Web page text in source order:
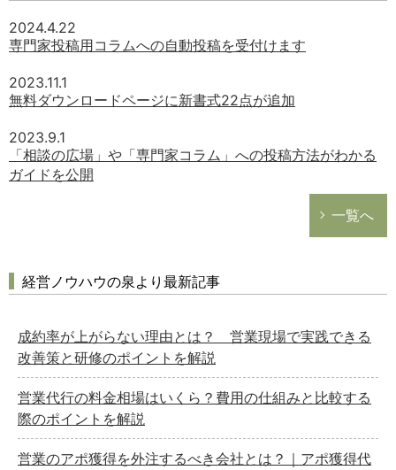
2024.4.22
専門家投稿用コラムへの自動投稿を受付けます
2023.11.1
無料ダウンロードページに新書式22点が追加
2023.9.1
「相談の広場」や「専門家コラム」への投稿方法がわかる
ガイドを公開
一覧へ
経営ノウハウの泉より最新記事
成約率が上がらない理由とは？ 営業現場で実践できる
改善策と研修のポイントを解説
営業代行の料金相場はいくら？費用の仕組みと比較する
際のポイントを解説
営業のアポ獲得を外注するべき会社とは？｜アポ獲得代